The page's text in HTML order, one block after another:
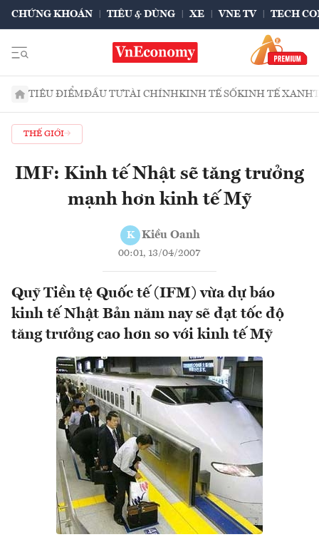
CHỨNG KHOÁN TIÊU & DÙNG XE VNE TV TECH
TIÊU ĐIỂMĐẦU TƯTÀI CHÍNHKINH TẾ SỐKINH TẾ XANH
THẾ GIỚI
IMF: Kinh tế Nhật sẽ tăng trưởng
mạnh hơn kinh tế Mỹ
K Kiều Oanh
00:01, 13/04/2007
Quỹ Tiền tệ Quốc tế (IFM) vừa dự báo
kinh tế Nhật Bản năm nay sẽ đạt tốc độ
tăng trưởng cao hơn so với kinh tế Mỹ